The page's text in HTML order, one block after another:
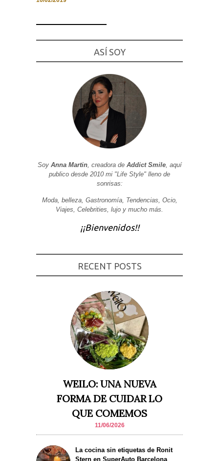
ASÍ SOY
Soy Anna Martin, creadora de Addict Smile, aquí
publico desde 2010 mi "Life Style" lleno de
sonrisas:
Moda, belleza, Gastronomía, Tendencias, Ocio,
Viajes, Celebrities, lujo y mucho más.
¡¡Bienvenidos!!
RECENT POSTS
WEILO: UNA NUEVA
FORMA DE CUIDAR LO
QUE COMEMOS
11/06/2026
La cocina sin etiquetas de Ronit
Stern en SuperAuto Barcelona
cookies no
base a cómo
visita. Si
algunas